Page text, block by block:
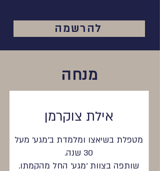
להרשמה
מנחה
אילת צוקרמן
מטפלת בשיאצו ומלמדת ב'מגע' מעל
30 שנה.
שותפה בצוות 'מגע' החל מהקמתו.